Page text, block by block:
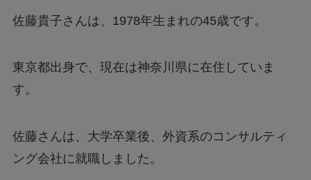
佐藤貴子さんは、1978年生まれの45歳です。
東京都出身で、現在は神奈川県に在住していま
す。
佐藤さんは、大学卒業後、外資系のコンサルティ
ング会社に就職しました。